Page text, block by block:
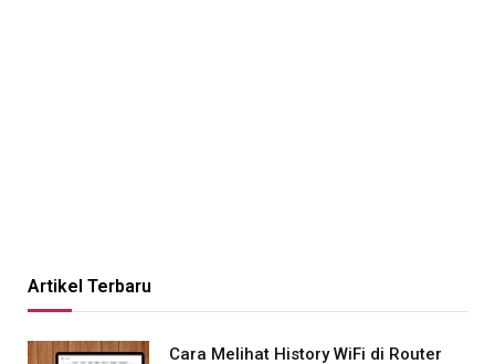
Artikel Terbaru
Cara Melihat History WiFi di Router